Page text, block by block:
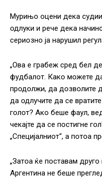
Мурињо оцени дека
одлуки и рече дека
сериозно ја нарушил
„Ова е грабеж сред бел
фудбалот. Како можете
продолжи, да дозволите
да одлучите да се
голот? Ако беше фаул,
чекајте да се постигне
„Специјалниот“, а потоа
„Затоа ќе поставам
Аргентина не беше